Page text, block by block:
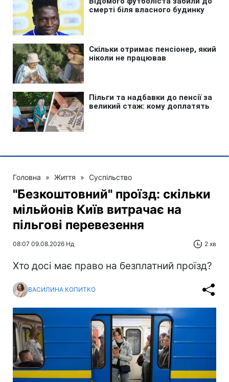
Головна » Життя » Суспільство
"Безкоштовний" проїзд: скільки
мільйонів Київ витрачає на
пільгові перевезення
08:07 09.08.2026 Нд 2 хв
Хто досі має право на безплатний проїзд?
ВАСИЛИНА КОПИТКО